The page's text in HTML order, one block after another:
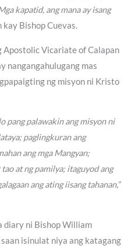
kapatid, ang mana ay isang
kay Bishop Cuevas.
Apostolic Vicariate of Calapan
nangangahulugang mas
ng misyon ni Kristo
pang palawakin ang misyon ni
paglingkuran ang
ang mga Mangyan;
at ng pamilya; itaguyod ang
ang ating iisang tahanan,”
diary ni Bishop William
isinulat niya ang katagang